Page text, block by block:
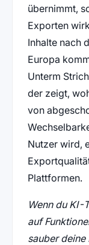
übernimmt,
Exporten
Inhalte nach
Europa
Unterm
der zeigt,
von
Nutzer wird,
Plattformen.
Wenn du KI-
auf
sauber deine